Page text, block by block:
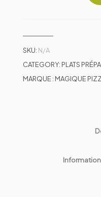
SKU: N/A
CATEGORY: PLATS
MARQUE : MAGIQUE